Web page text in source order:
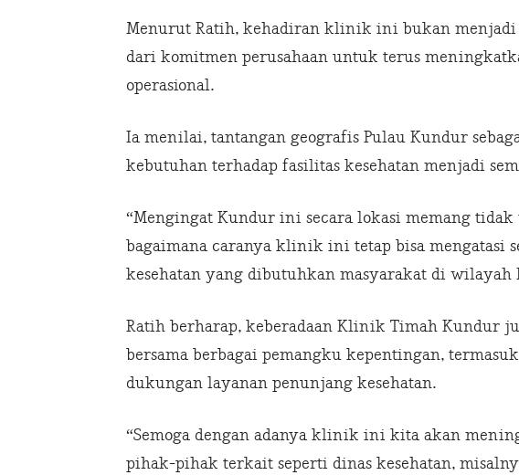
Menurut Ratih, kehadiran klinik ini bukan
dari komitmen perusahaan untuk terus
operasional.
Ia menilai, tantangan geografis Pulau Kundur
kebutuhan terhadap fasilitas kesehatan menjadi
“Mengingat Kundur ini secara lokasi memang
bagaimana caranya klinik ini tetap bisa mengatasi
kesehatan yang dibutuhkan masyarakat di wilayah
Ratih berharap, keberadaan Klinik Timah Kundur
bersama berbagai pemangku kepentingan,
dukungan layanan penunjang kesehatan.
“Semoga dengan adanya klinik ini kita akan
pihak-pihak terkait seperti dinas kesehatan,